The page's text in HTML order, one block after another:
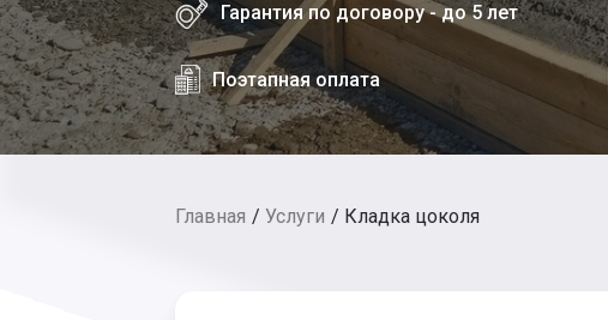
Гарантия по договору - до 5 лет
Поэтапная оплата
Главная Услуги Кладка цоколя